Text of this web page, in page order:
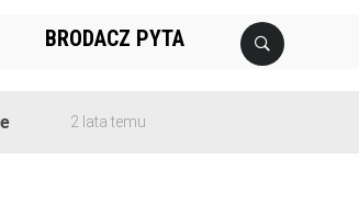
BRODACZ PYTA
2 lata temu